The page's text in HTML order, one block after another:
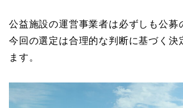
公益施設の運営事業者は必ずしも公募
今回の選定は合理的な判断に基づく決
ます。